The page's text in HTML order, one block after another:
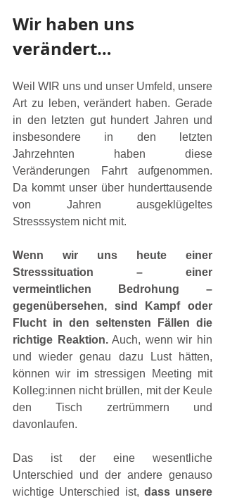
Wir haben uns
verändert…
Weil WIR uns und unser Umfeld, unsere
Art zu leben, verändert haben. Gerade
in den letzten gut hundert Jahren und
insbesondere in den letzten
Jahrzehnten haben diese
Veränderungen Fahrt aufgenommen.
Da kommt unser über hunderttausende
von Jahren ausgeklügeltes
Stresssystem nicht mit.
Wenn wir uns heute einer
Stresssituation – einer
vermeintlichen Bedrohung –
gegenübersehen, sind Kampf oder
Flucht in den seltensten Fällen die
richtige Reaktion. Auch, wenn wir hin
und wieder genau dazu Lust hätten,
können wir im stressigen Meeting mit
Kolleg:innen nicht brüllen, mit der Keule
den Tisch zertrümmern und
davonlaufen.
Das ist der eine wesentliche
Unterschied und der andere genauso
wichtige Unterschied ist, dass unsere